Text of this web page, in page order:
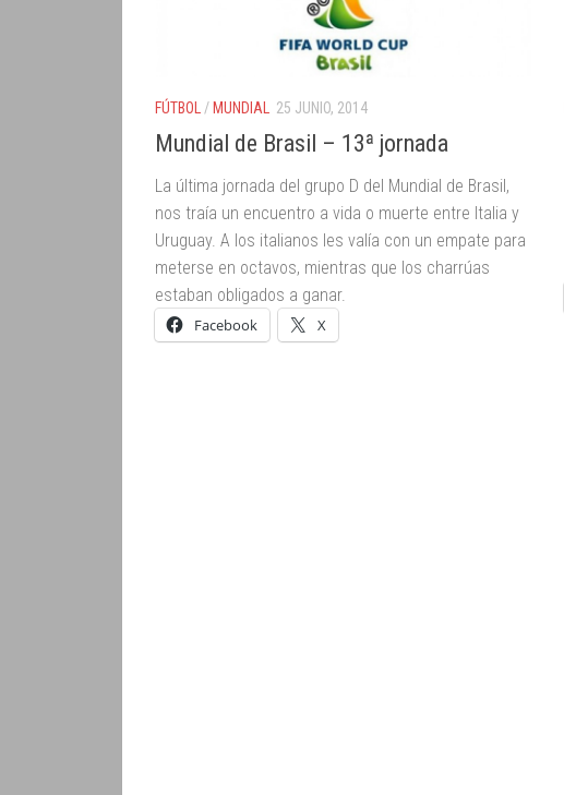
FÚTBOL/ MUNDIAL 25 JUNIO, 2014
Mundial de Brasil – 13ª jornada
La última jornada del grupo D del Mundial de Brasil,
nos traía un encuentro a vida o muerte entre Italia y
Uruguay. A los italianos les valía con un empate para
meterse en octavos, mientras que los charrúas
estaban obligados a ganar.
Facebook X